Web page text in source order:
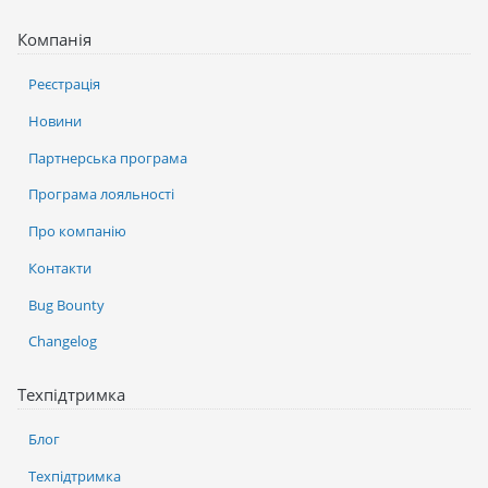
Компанія
Реєстрація
Новини
Партнерська програма
Програма лояльності
Про компанію
Контакти
Bug Bounty
Changelog
Техпідтримка
Блог
Техпідтримка